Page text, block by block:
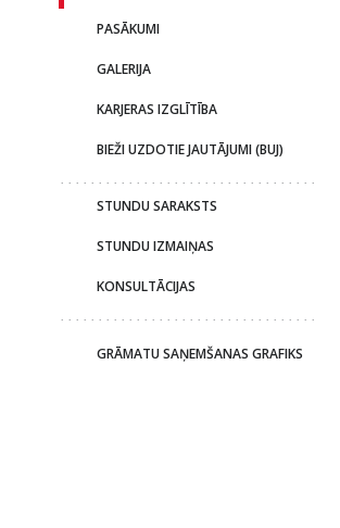
PASĀKUMI
GALERIJA
KARJERAS IZGLĪTĪBA
BIEŽI UZDOTIE JAUTĀJUMI (BUJ)
STUNDU SARAKSTS
STUNDU IZMAIŅAS
KONSULTĀCIJAS
GRĀMATU SAŅEMŠANAS GRAFIKS